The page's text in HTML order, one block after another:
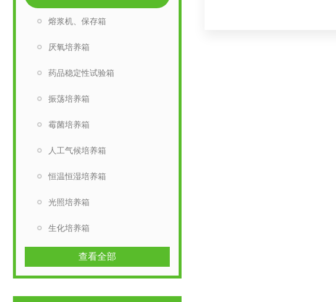
熔浆机、保存箱
厌氧培养箱
药品稳定性试验箱
振荡培养箱
霉菌培养箱
人工气候培养箱
恒温恒湿培养箱
光照培养箱
生化培养箱
查看全部